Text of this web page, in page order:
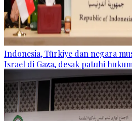
Indonesia, Türkiye dan negara
Israel di Gaza, desak patuhi